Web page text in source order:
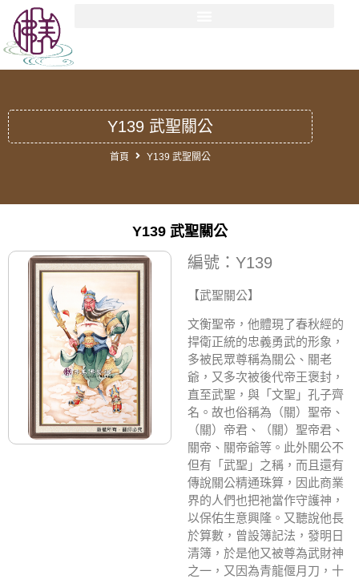
Y139 武聖關公
首頁 Y139 武聖關公
Y139 武聖關公
編號：Y139
【武聖關公】
文衡聖帝，他體現了春秋經的
捍衛正統的忠義勇武的形象，
多被民眾尊稱為關公、關老
爺，又多次被後代帝王褒封，
直至武聖，與「文聖」孔子齊
名。故也俗稱為（關）聖帝、
（關）帝君、（關）聖帝君、
關帝、關帝爺等。此外關公不
但有「武聖」之稱，而且還有
傳說關公精通珠算，因此商業
界的人們也把祂當作守護神，
以保佑生意興隆。又聽說他長
於算數，曾設簿記法，發明日
清簿，於是他又被尊為武財神
之一，又因為青龍偃月刀，十